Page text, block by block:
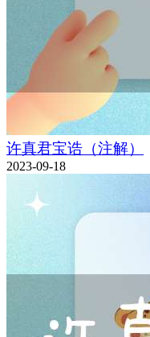
许真君宝诰（注解）
2023-09-18